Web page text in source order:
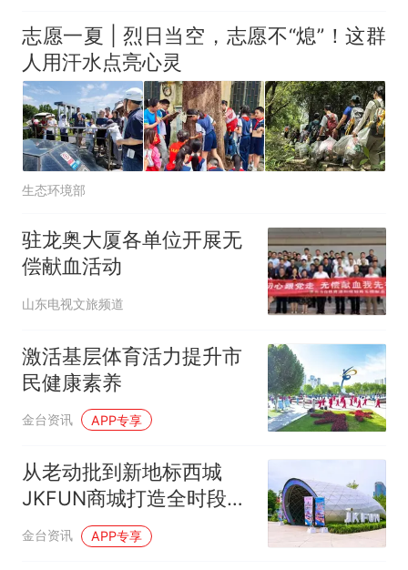
志愿一夏 | 烈日当空，志愿不“熄”！这群
人用汗水点亮心灵
生态环境部
驻龙奥大厦各单位开展无
偿献血活动
山东电视文旅频道
激活基层体育活力提升市
民健康素养
金台资讯 APP专享
从老动批到新地标西城
JKFUN商城打造全时段惠
民新空间
金台资讯 APP专享